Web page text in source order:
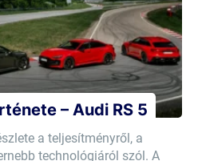
– Audi RS 5
a teljesítményről, a
technológiáról szól. A